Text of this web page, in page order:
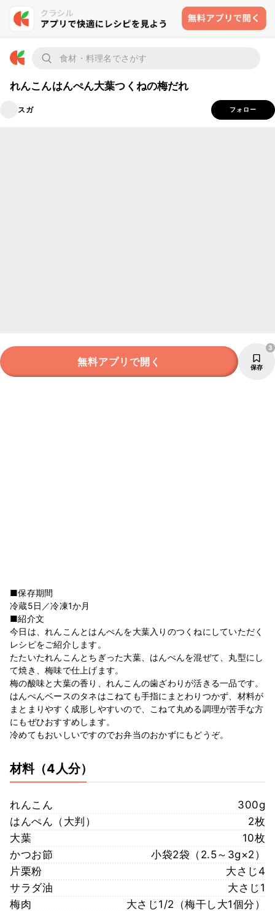
れんこんはんぺん大葉つくねの梅だれ
スガ フォロー
無料アプリで開く 保存
3
■保存期間
冷蔵5日／冷凍1か月
■紹介文
今日は、れんこんとはんぺんを大葉入りのつくねにしていただく
レシピをご紹介します。
たたいたれんこんとちぎった大葉、はんぺんを混ぜて、丸型にし
て焼き、梅味で仕上げます。
梅の酸味と大葉の香り、れんこんの歯ざわりが活きる一品です。
はんぺんベースのタネはこねても手指にまとわりつかず、材料が
まとまりやすく成形しやすいので、こねて丸める調理が苦手な方
にもぜひおすすめします。
冷めてもおいしいですのでお弁当のおかずにもどうぞ。
材料（4人分）
れんこん
300g
はんぺん（大判）
2枚
大葉
10枚
かつお節
小袋2袋（2.5～3g×2）
片栗粉
大さじ4
サラダ油
大さじ1
梅肉
大さじ1/2（梅干し大1個分）